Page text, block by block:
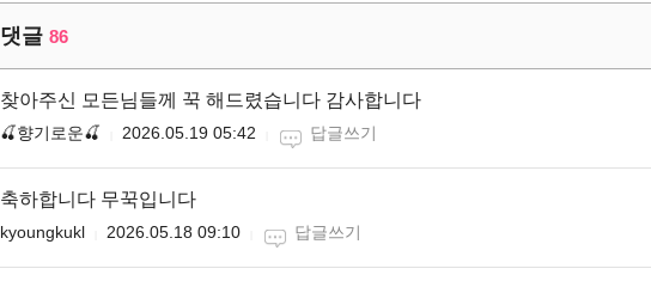
댓글 86
찾아주신 모든님들께 꾹 해드렸습니다 감사합니다
🍒향기로운🍒 2026.05.19 05:42 답글쓰기
축하합니다 무꾹입니다
kyoungkukl 2026.05.18 09:10 답글쓰기